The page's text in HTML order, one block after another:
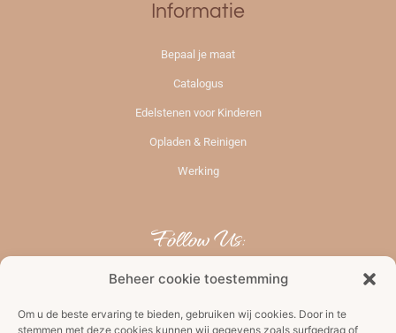
Beheer cookie toestemming
Om u de beste ervaring te bieden, gebruiken wij cookies. Door in te
stemmen met deze cookies kunnen wij gegevens zoals surfgedrag of
Informatie
Bepaal je maat
Catalogus
Edelstenen voor Kinderen
Opladen & Reinigen
Werking
Follow Us: